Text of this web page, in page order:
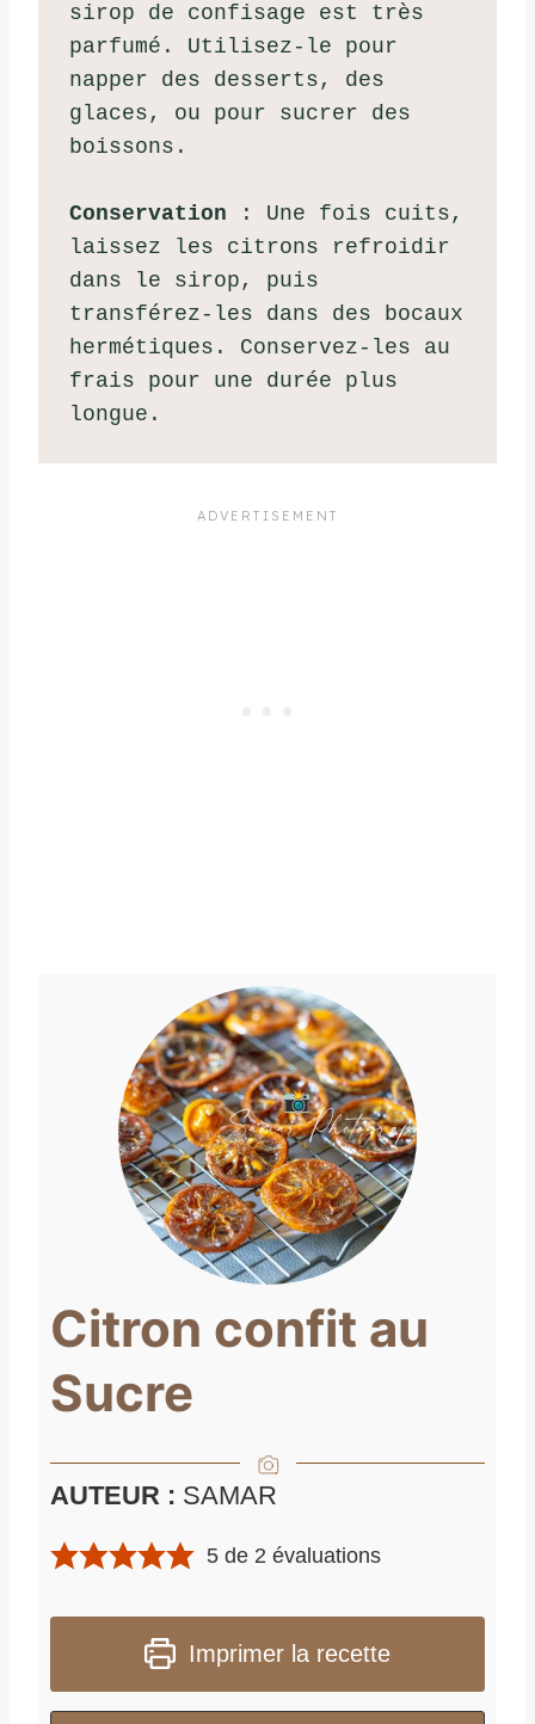
sirop de confisage est très
parfumé. Utilisez-le pour
napper des desserts, des
glaces, ou pour sucrer des
boissons.
Conservation
: Une fois cuits,
laissez les citrons refroidir
dans le sirop, puis
transférez-les dans des bocaux
hermétiques. Conservez-les au
frais pour une durée plus
longue.
Citron confit au
Sucre
AUTEUR : SAMAR
5 de 2 évaluations
Imprimer la recette